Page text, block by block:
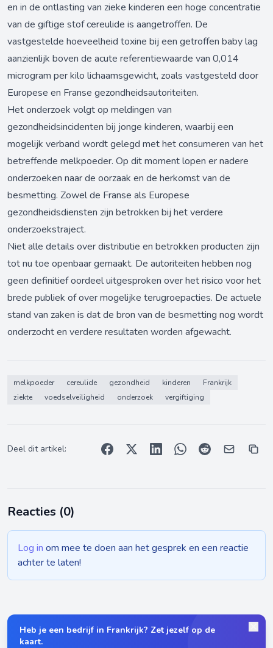
en in de ontlasting van zieke kinderen een hoge concentratie
van de giftige stof cereulide is aangetroffen. De
vastgestelde hoeveelheid toxine bij een getroffen baby lag
aanzienlijk boven de acute referentiewaarde van 0,014
microgram per kilo lichaamsgewicht, zoals vastgesteld door
Europese en Franse gezondheidsautoriteiten.
Het onderzoek volgt op meldingen van
gezondheidsincidenten bij jonge kinderen, waarbij een
mogelijk verband wordt gelegd met het consumeren van het
betreffende melkpoeder. Op dit moment lopen er nadere
onderzoeken naar de oorzaak en de herkomst van de
besmetting. Zowel de Franse als Europese
gezondheidsdiensten zijn betrokken bij het verdere
onderzoekstraject.
Niet alle details over distributie en betrokken producten zijn
tot nu toe openbaar gemaakt. De autoriteiten hebben nog
geen definitief oordeel uitgesproken over het risico voor het
brede publiek of over mogelijke terugroepacties. De actuele
stand van zaken is dat de bron van de besmetting nog wordt
onderzocht en verdere resultaten worden afgewacht.
melkpoeder cereulide gezondheid kinderen
Frankrijk
ziekte
voedselveiligheid onderzoek vergiftiging
Deel dit artikel:
Reacties (0)
Log in om mee te doen aan het gesprek en een reactie
achter te laten!
Heb je een bedrijf in Frankrijk? Zet jezelf op de
kaart.